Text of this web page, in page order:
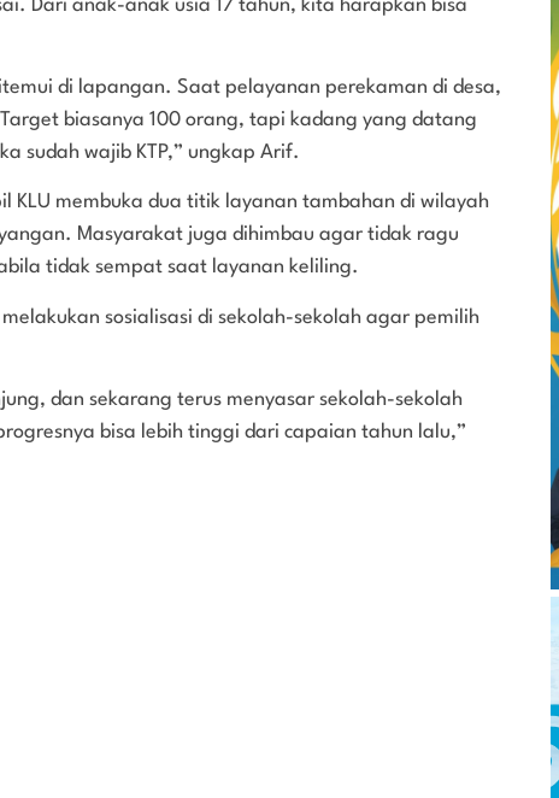
Dari anak-anak usia 17 tahun, kita harapkan bisa
di lapangan. Saat pelayanan perekaman di desa,
biasanya 100 orang, tapi kadang yang datang
sudah wajib KTP,” ungkap Arif.
KLU membuka dua titik layanan tambahan di wilayah
Masyarakat juga dihimbau agar tidak ragu
tidak sempat saat layanan keliling.
sosialisasi di sekolah-sekolah agar pemilih
dan sekarang terus menyasar sekolah-sekolah
bisa lebih tinggi dari capaian tahun lalu,”